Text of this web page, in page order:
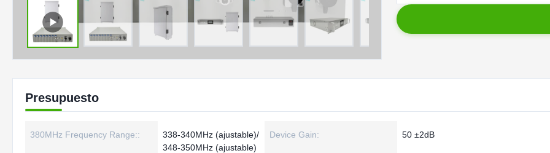
Presupuesto
380MHz Frequency Range::
338-340MHz (ajustable)/
348-350MHz (ajustable)
Device Gain: 50 ±2dB